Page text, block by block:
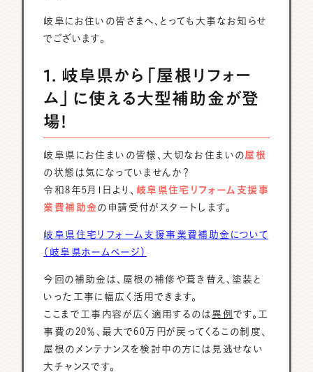
岐阜にお住いの皆さまへ、とっても大事なお知らせ
でございます。
1. 岐阜県から「屋根リフォー
ム」に使える大型補助金が登
場！
岐阜県にお住まいの皆様、大切なお住まいの屋根
の状態は気になっていませんか？
令和8年5月1日より、 岐阜県住宅リフォーム支援事
業費補助金の申請受付がスタートします。
岐阜県住宅リフォーム支援事業費補助金について
（岐阜県ホームページ）
今回の補助金は、屋根の補修や葺き替え、塗装と
いった工事に幅広く活用できます。
ここまで工事内容が広く適用するのは 異例 です。工
事費の20％、最大で60万円が戻ってくるこの制度、
屋根のメンテナンスを検討中の方には見逃せない
大チャンスです。